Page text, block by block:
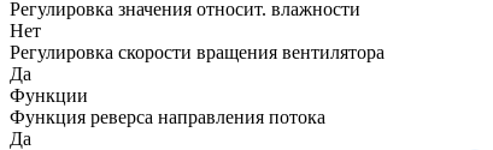
Регулировка значения относит. влажности
Нет
Регулировка скорости вращения вентилятора
Да
Функции
Функция реверса направления потока
Да